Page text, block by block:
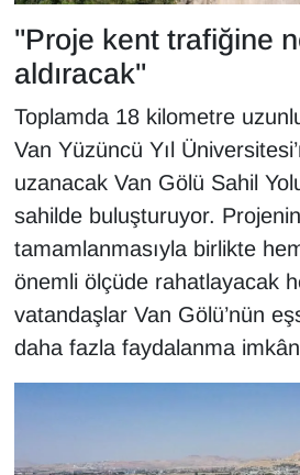
"Proje kent trafiğine
aldıracak"
Toplamda 18 kilometre
Van Yüzüncü Yıl
uzanacak Van Gölü Sahil
sahilde buluşturuyor. Projenin
tamamlanmasıyla birlikte
önemli ölçüde rahatlayacak
vatandaşlar Van Gölü’nün
daha fazla faydalanma
RÖPORTAJ
SAĞLIK
Sinema - TV
SİYASET
SPOR
TEBRİK